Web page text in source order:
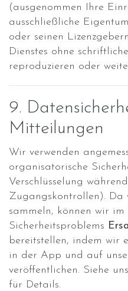
(ausgenommen Ihre
ausschließliche
oder seinen
Dienstes ohne
reproduzieren oder
9.
Mitteilungen
Wir verwenden
organisatorische
Verschlüsselung
Zugangskontrollen). Da
sammeln, können wir im
Sicherheitsproblems
bereitstellen, indem wir
in der App und auf
veröffentlichen. Siehe
für Details.